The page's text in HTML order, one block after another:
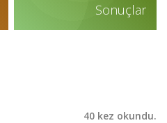
Sonuçlar
40 kez okundu.